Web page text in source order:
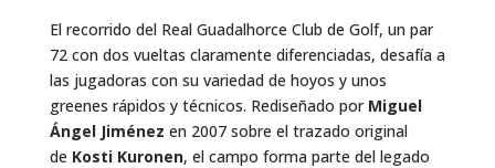
El recorrido del Real Guadalhorce Club de Golf, un par
72 con dos vueltas claramente diferenciadas, desafía a
las jugadoras con su variedad de hoyos y unos
greenes rápidos y técnicos. Rediseñado por Miguel
Ángel Jiménez en 2007 sobre el trazado original
de Kosti Kuronen, el campo forma parte del legado